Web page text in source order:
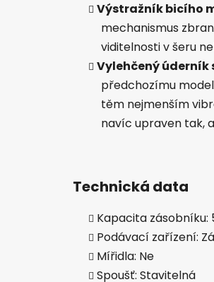
Výstražník bicího
mechanismus
viditelnosti v šeru
Vylehčený úderník
předchozímu
těm nejmenším
navíc upraven tak,
Technická data
Kapacita zásobníku:
Podávací zařízení:
Mířidla: Ne
Spoušť: Stavitelná